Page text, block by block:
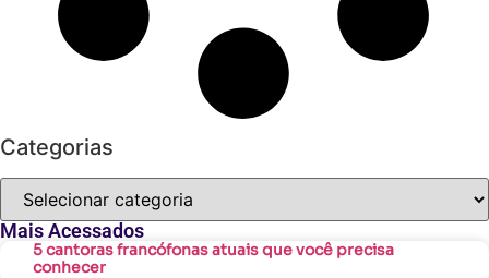
Categorias
Mais Acessados
5 cantoras francófonas atuais que você precisa
conhecer